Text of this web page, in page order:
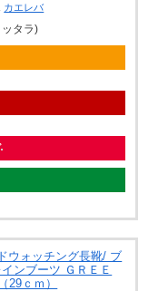
カエレバ
タラ)
ウォッチング長靴/ ブ
ンブーツ ＧＲＥＥ
ｃｍ）